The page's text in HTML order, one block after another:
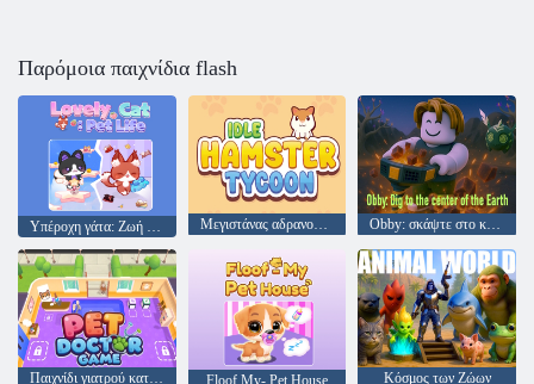
Παρόμοια παιχνίδια flash
Υπέροχη γάτα: Ζωή κατοικίδιων ζώων Μεγιστάνας αδρανούς χάμστερ Obby: σκάψτε στο κέντρο της γης
Παιχνίδι γιατρού κατοικίδιων ζώων Floof My- Pet House Κόσμος των Ζώων